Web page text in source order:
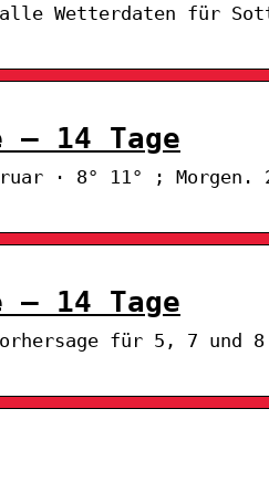
alle Wetterdaten für
– 14 Tage
· 8° 11° ; Morgen.
– 14 Tage
für 5, 7 und 8